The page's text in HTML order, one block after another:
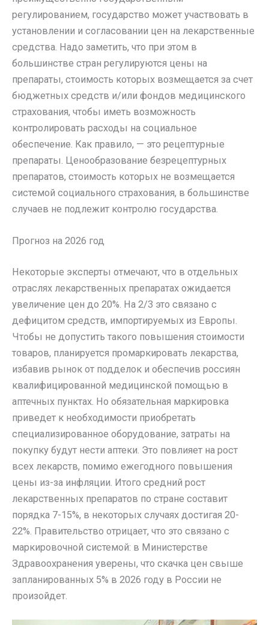
регулированием, государство может участвовать в
установлении и согласовании цен на лекарственные
средства. Надо заметить, что при этом в
большинстве стран регулируются цены на
препараты, стоимость которых возмещается за счет
бюджетных средств и/или фондов медицинского
страхования, чтобы иметь возможность
контролировать расходы на социальное
обеспечение. Как правило, — это рецептурные
препараты. Ценообразование безрецептурных
препаратов, стоимость которых не возмещается
системой социального страхования, в большинстве
случаев не подлежит контролю государства.
Прогноз на 2026 год
Некоторые эксперты отмечают, что в отдельных
отраслях лекарственных препаратах ожидается
увеличение цен до 20%. На 2/3 это связано с
дефицитом средств, импортируемых из Европы.
Чтобы не допустить такого повышения стоимости
товаров, планируется промаркировать лекарства,
избавив рынок от подделок и обеспечив россиян
квалифицированной медицинской помощью в
аптечных пунктах. Но обязательная маркировка
приведет к необходимости приобретать
специализированное оборудование, затраты на
покупку будут нести аптеки. Это повлияет на рост
всех лекарств, помимо ежегодного повышения
цены из-за инфляции. Итого средний рост
лекарственных препаратов по стране составит
порядка 7-15%, в некоторых случаях достигая 20-
22%. Правительство отрицает, что это связано с
маркировочной системой: в Министерстве
Здравоохранения уверены, что скачка цен свыше
запланированных 5% в 2026 году в России не
произойдет.